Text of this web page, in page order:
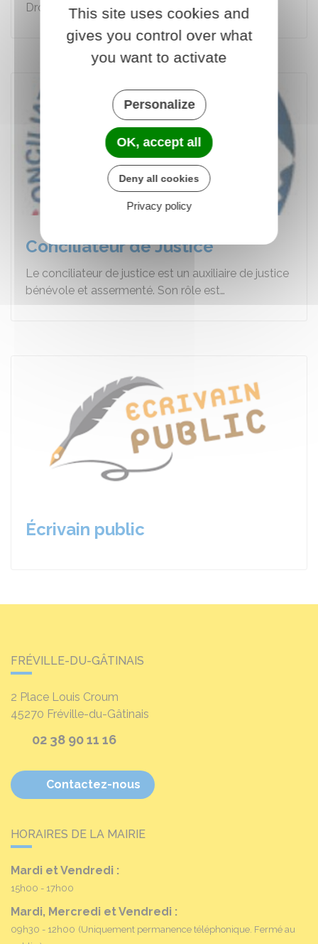
Droit du Loiret.
Conciliateur de Justice
Le conciliateur de justice est un auxiliaire de justice
bénévole et assermenté. Son rôle est…
Écrivain public
FRÉVILLE-DU-GÂTINAIS
2 Place Louis Croum
45270 Fréville-du-Gâtinais
02 38 90 11 16
Contactez-nous
HORAIRES DE LA MAIRIE
Mardi et Vendredi :
15h00 - 17h00
Mardi, Mercredi et Vendredi :
09h30 - 12h00 (Uniquement permanence téléphonique. Fermé au
This site uses cookies and
gives you control over what
you want to activate
Personalize
OK, accept all
Deny all cookies
Privacy policy